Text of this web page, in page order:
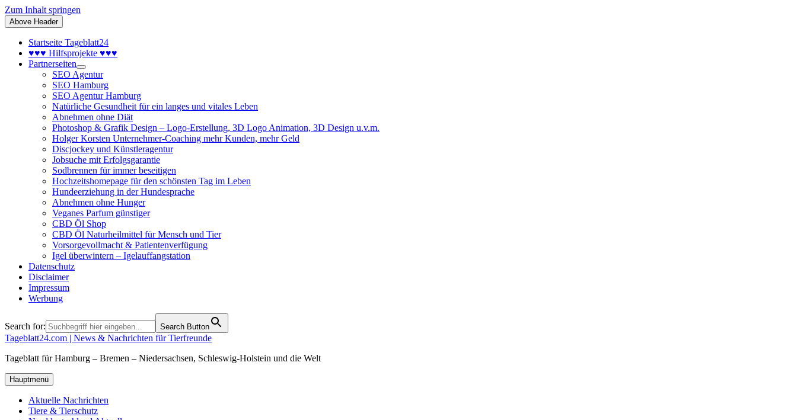
Zum Inhalt springen
Above Header
Startseite Tageblatt24
♥♥♥ Hilfsprojekte ♥♥♥
Partnerseiten
SEO Agentur
SEO Hamburg
SEO Agentur Hamburg
Natürliche Gesundheit für ein langes und vitales Leben
Abnehmen ohne Diät
Photoshop & Grafik Design – Logo-Erstellung, 3D Logo Animation, 3D Design u.v.m.
Holger Korsten Unternehmer-Coaching mehr Kunden, mehr Geld
Discjockey und Künstleragentur
Jobsuche mit Erfolgsgarantie
Sodbrennen für immer beseitigen
Hochzeitshomepage für den schönsten Tag im Leben
Hundeerziehung in der Hundesprache
Abnehmen ohne Hunger
Veganes Parfum günstiger
CBD Öl Shop
CBD Öl Naturheilmittel für Mensch und Tier
Vorsorgevollmacht & Patientenverfügung
Igel überwintern – Igelauffangstation
Datenschutz
Disclaimer
Impressum
Werbung
Search for: Search Button
Tageblatt24.com | News & Nachrichten für Tierfreunde
Tageblatt für Hamburg – Bremen – Niedersachsen, Schleswig-Holstein und die Welt
Hauptmenü
Aktuelle Nachrichten
Tiere & Tierschutz